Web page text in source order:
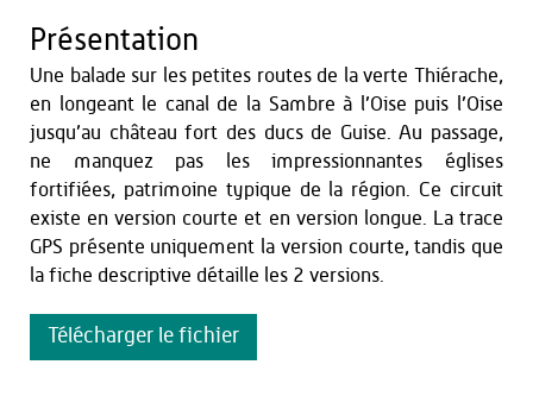
Présentation
Une balade sur les petites routes de la verte Thiérache,
en longeant le canal de la Sambre à l’Oise puis l’Oise
jusqu’au château fort des ducs de Guise. Au passage,
ne manquez pas les impressionnantes églises
fortifiées, patrimoine typique de la région. Ce circuit
existe en version courte et en version longue. La trace
GPS présente uniquement la version courte, tandis que
la fiche descriptive détaille les 2 versions.
Télécharger le fichier